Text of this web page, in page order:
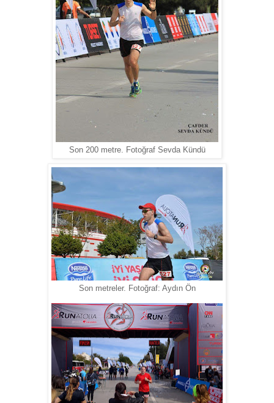
Son 200 metre. Fotoğraf Sevda Kündü
Son metreler. Fotoğraf: Aydın Ön